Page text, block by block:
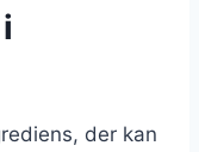
der kan